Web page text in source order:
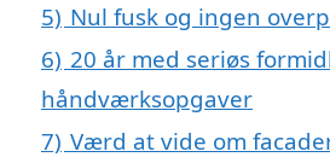
5) Nul fusk og ingen
6) 20 år med seriøs
håndværksopgaver
7) Værd at vide om